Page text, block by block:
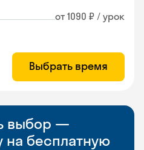
от 1090 ₽ / урок
Выбрать время
выбор —
на бесплатную